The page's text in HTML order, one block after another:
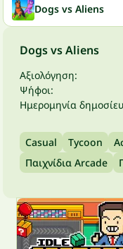
Dogs vs Aliens
Dogs vs Aliens
Αξιολόγηση:
Ψήφοι:
Ημερομηνία
Casual Tycoon
Παιχνίδια Arcade